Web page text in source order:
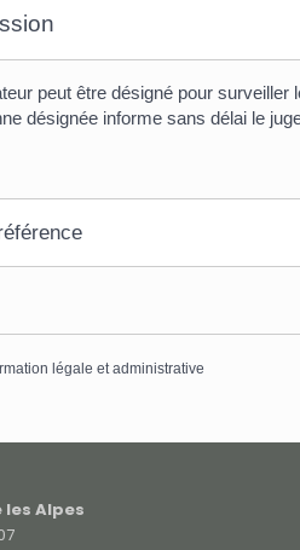
peut être désigné pour
désignée informe sans délai le
légale et administrative
les Alpes